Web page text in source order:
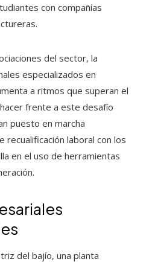
con compañías
del sector, la
especializados en
a ritmos que superan el
frente a este desafío
puesto en marcha
recualificación laboral con los
en el uso de herramientas
del bajío, una planta